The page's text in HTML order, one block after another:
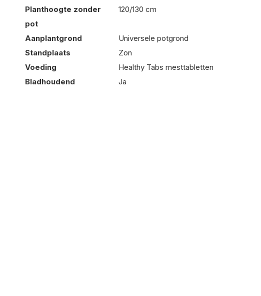
Planthoogte zonder
pot
120/130 cm
Aanplantgrond
Universele potgrond
Standplaats
Zon
Voeding
Healthy Tabs mesttabletten
Bladhoudend
Ja